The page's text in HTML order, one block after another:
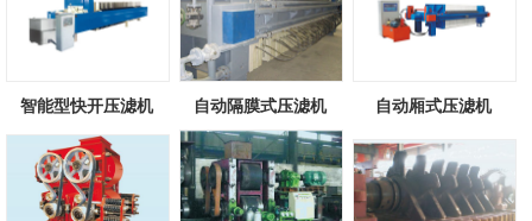
智能型快开压滤机 自动隔膜式压滤机 自动厢式压滤机